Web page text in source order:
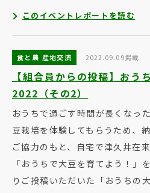
このイベントレポートを読む
食と農 産地交流 2022.09.09掲載
【組合員からの投稿】おう
2022（その2）
おうちで過ごす時間が長くなっ
豆栽培を体験してもらうため、
ご協力のもと、自宅で津久井在
「おうちで大豆を育てよう！」
りご投稿いただいた「おうちの